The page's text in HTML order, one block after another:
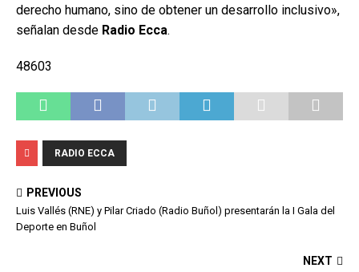
derecho humano, sino de obtener un desarrollo inclusivo»,
señalan desde Radio Ecca.
48603
RADIO ECCA
PREVIOUS
Luis Vallés (RNE) y Pilar Criado (Radio Buñol) presentarán la I Gala del
Deporte en Buñol
NEXT